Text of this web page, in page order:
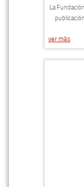
La
ver más